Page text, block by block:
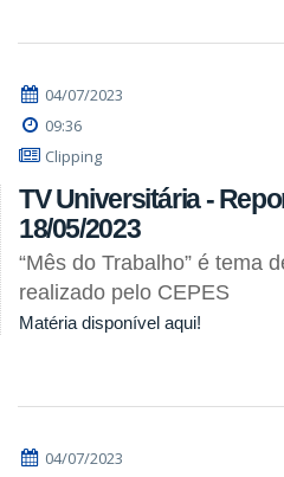
04/07/2023
09:36
Clipping
TV Universitária -
18/05/2023
“Mês do Trabalho” é tema
realizado pelo CEPES
Matéria disponível aqui!
04/07/2023